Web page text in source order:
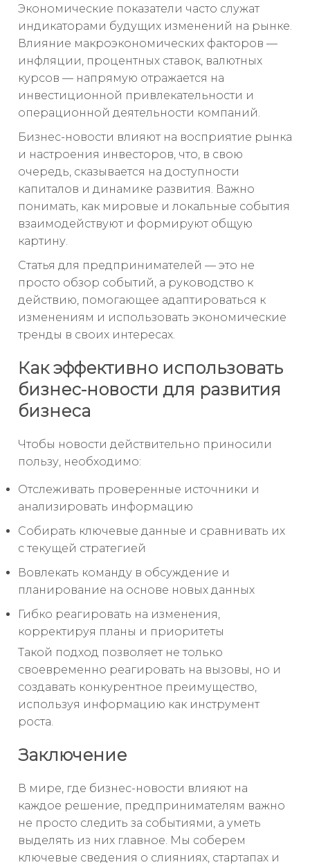
Экономические показатели часто служат
индикаторами будущих изменений на рынке.
Влияние макроэкономических факторов —
инфляции, процентных ставок, валютных
курсов — напрямую отражается на
инвестиционной привлекательности и
операционной деятельности компаний.
Бизнес-новости влияют на восприятие рынка
и настроения инвесторов, что, в свою
очередь, сказывается на доступности
капиталов и динамике развития. Важно
понимать, как мировые и локальные события
взаимодействуют и формируют общую
картину.
Статья для предпринимателей — это не
просто обзор событий, а руководство к
действию, помогающее адаптироваться к
изменениям и использовать экономические
тренды в своих интересах.
Как эффективно использовать
бизнес-новости для развития
бизнеса
Чтобы новости действительно приносили
пользу, необходимо:
Отслеживать проверенные источники и
анализировать информацию
Собирать ключевые данные и сравнивать их
с текущей стратегией
Вовлекать команду в обсуждение и
планирование на основе новых данных
Гибко реагировать на изменения,
корректируя планы и приоритеты
Такой подход позволяет не только
своевременно реагировать на вызовы, но и
создавать конкурентное преимущество,
используя информацию как инструмент
роста.
Заключение
В мире, где бизнес-новости влияют на
каждое решение, предпринимателям важно
не просто следить за событиями, а уметь
выделять из них главное. Мы соберем
ключевые сведения о слияниях, стартапах и